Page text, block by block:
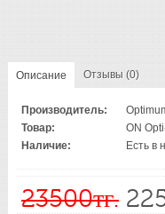
Описание Отзывы (0)
Производитель:
Товар:
ON
Наличие:
Есть в
23500тг.